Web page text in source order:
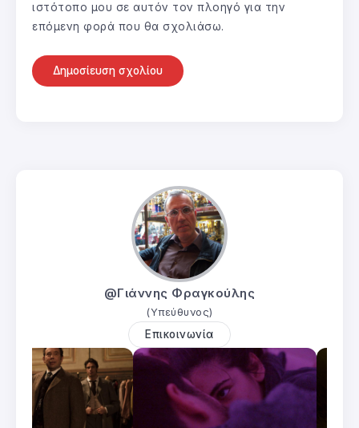
ιστότοπο μου σε αυτόν τον πλοηγό για την
επόμενη φορά που θα σχολιάσω.
@Γιάννης Φραγκούλης
(Υπεύθυνος)
Επικοινωνία